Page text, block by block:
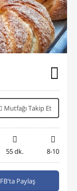
Mutfağı Takip Et
55 dk. 8-10
FB'ta Paylaş